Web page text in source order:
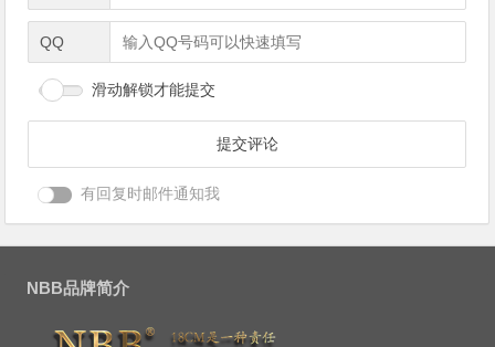
QQ
滑动解锁才能提交
有回复时邮件通知我
NBB品牌简介